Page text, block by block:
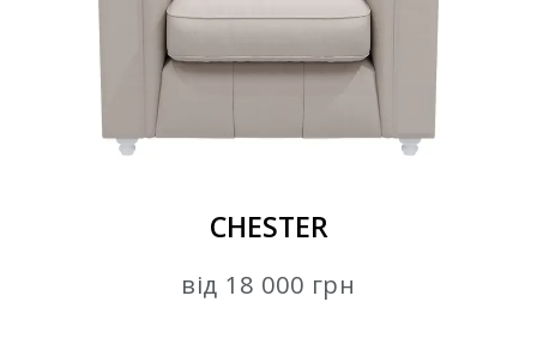
CHESTER
від 18 000 грн